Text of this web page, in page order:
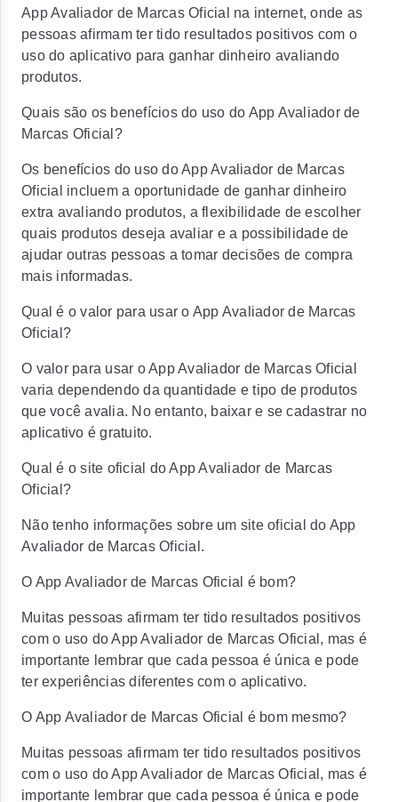
App Avaliador de Marcas Oficial na internet, onde as
pessoas afirmam ter tido resultados positivos com o
uso do aplicativo para ganhar dinheiro avaliando
produtos.
Quais são os benefícios do uso do App Avaliador de
Marcas Oficial?
Os benefícios do uso do App Avaliador de Marcas
Oficial incluem a oportunidade de ganhar dinheiro
extra avaliando produtos, a flexibilidade de escolher
quais produtos deseja avaliar e a possibilidade de
ajudar outras pessoas a tomar decisões de compra
mais informadas.
Qual é o valor para usar o App Avaliador de Marcas
Oficial?
O valor para usar o App Avaliador de Marcas Oficial
varia dependendo da quantidade e tipo de produtos
que você avalia. No entanto, baixar e se cadastrar no
aplicativo é gratuito.
Qual é o site oficial do App Avaliador de Marcas
Oficial?
Não tenho informações sobre um site oficial do App
Avaliador de Marcas Oficial.
O App Avaliador de Marcas Oficial é bom?
Muitas pessoas afirmam ter tido resultados positivos
com o uso do App Avaliador de Marcas Oficial, mas é
importante lembrar que cada pessoa é única e pode
ter experiências diferentes com o aplicativo.
O App Avaliador de Marcas Oficial é bom mesmo?
Muitas pessoas afirmam ter tido resultados positivos
com o uso do App Avaliador de Marcas Oficial, mas é
importante lembrar que cada pessoa é única e pode